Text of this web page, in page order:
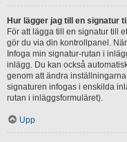
Hur lägger jag till en signatur
För att lägga till en signatur till
gör du via din kontrollpanel.
Infoga min signatur-rutan i
inlägg. Du kan också
genom att ändra
signaturen infogas i enskilda
rutan i inläggsformuläret).
Upp